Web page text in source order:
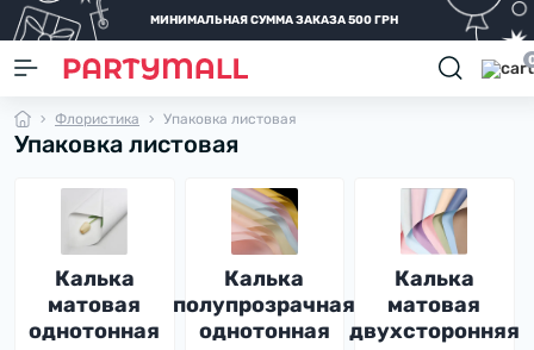
МИНИМАЛЬНАЯ СУММА ЗАКАЗА 500 ГРН
Флористика Упаковка листовая
Упаковка листовая
Калька
матовая
однотонная
Калька
полупрозрачная
однотонная
Калька
матовая
двухсторонняя